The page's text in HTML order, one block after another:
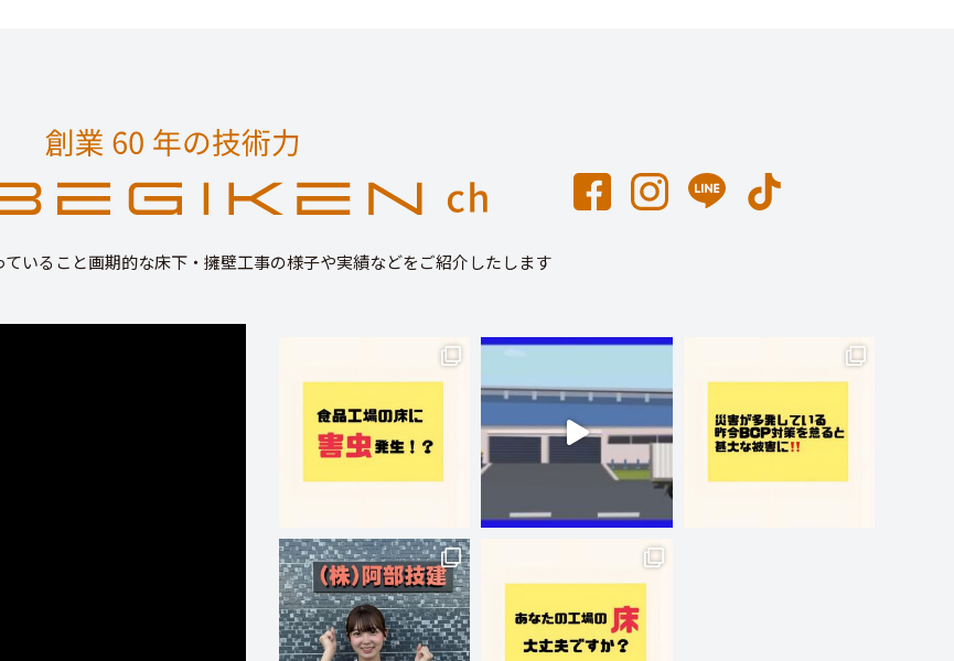
いること画期的な床下・擁壁工事の様子や実績などをご紹介したします